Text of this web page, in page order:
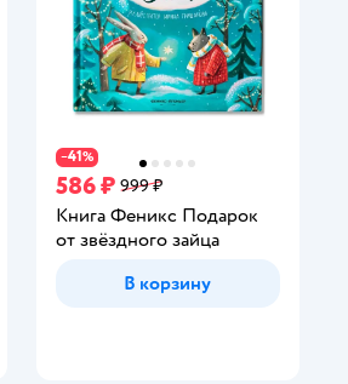
−41 %
586 ₽ 999 ₽
Книга Феникс Подарок
от звёздного зайца
В корзину